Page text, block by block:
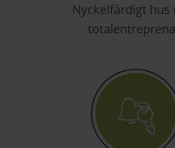
Nyckelfärdigt hus